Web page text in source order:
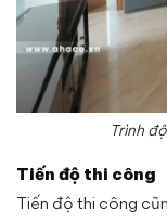
Trình
Tiến độ thi công
Tiến độ thi công